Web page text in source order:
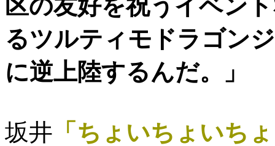
区の友好を祝うイベン
るツルティモドラゴン
に逆上陸するんだ。」
坂井 「ちょいちょいち